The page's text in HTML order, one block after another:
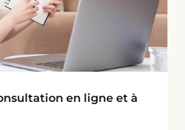
en ligne et à